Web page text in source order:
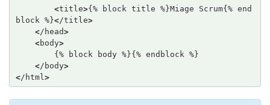
<title>{% block title %}Miage Scrum{% end
block %}</title>
</head>
<body>
</body>
</html>